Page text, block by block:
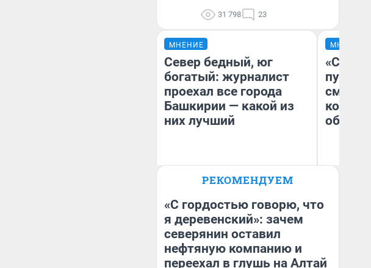
31 798 23
МНЕНИЕ
Север бедный, юг
богатый: журналист
проехал все города
Башкирии — какой из
них лучший
Андрей Бирюков
МНЕНИЕ
РЕКОМЕНДУЕМ
«С гордостью говорю, что
я деревенский»: зачем
северянин оставил
нефтяную компанию и
переехал в глушь на Алтай